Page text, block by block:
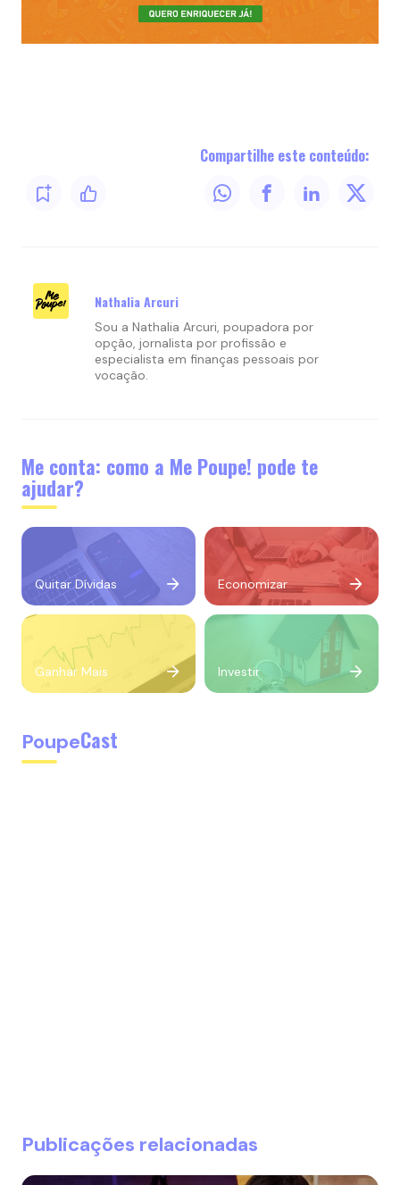
Compartilhe este conteúdo:
Nathalia Arcuri
Sou a Nathalia Arcuri, poupadora por
opção, jornalista por profissão e
especialista em finanças pessoais por
vocação.
Me conta: como a Me Poupe! pode te
ajudar?
Quitar Dívidas Economizar
Ganhar Mais Investir
PoupeCast
Publicações relacionadas